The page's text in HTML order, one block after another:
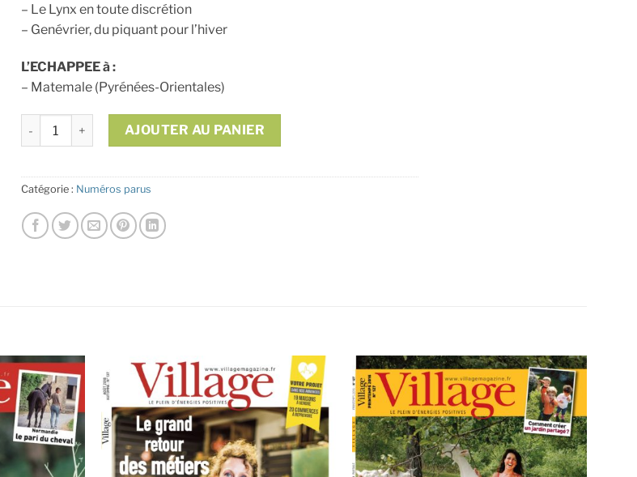
– Le Lynx en toute discrétion
– Genévrier, du piquant pour l’hiver
L’ECHAPPEE à :
– Matemale (Pyrénées-Orientales)
quantité de N°142 - hiver 2019/2020
AJOUTER AU PANIER
Catégorie : Numéros parus